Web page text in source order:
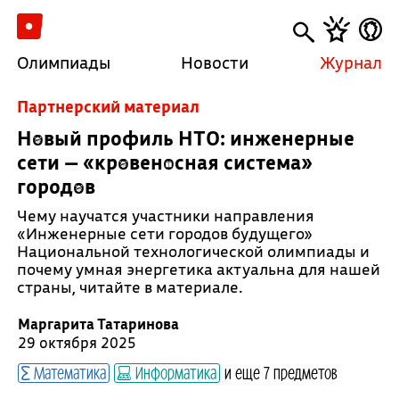
Олимпиады Новости Журнал
Партнерский материал
Новый профиль НТО: инженерные
сети — «кровеносная система»
городов
Чему научатся участники направления
«Инженерные сети городов будущего»
Национальной технологической олимпиады и
почему умная энергетика актуальна для нашей
страны, читайте в материале.
Маргарита Татаринова
29 октября 2025
Математика Информатика и еще 7 предметов